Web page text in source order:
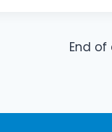
(DAN
End